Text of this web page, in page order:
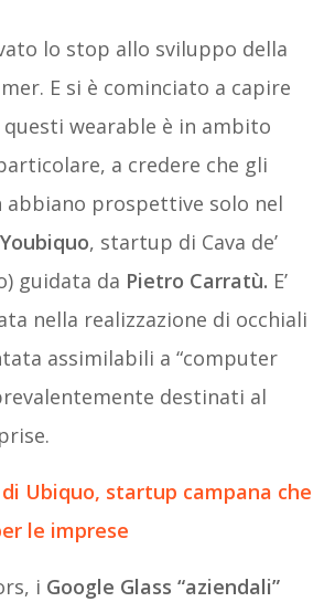
lo stop allo sviluppo della
E si è cominciato a capire
wearable è in ambito
a credere che gli
abbiano prospettive solo nel
Youbiquo, startup di Cava de’
guidata da Pietro Carratù. E’
nella realizzazione di occhiali
assimilabili a “computer
destinati al
Ubiquo, startup campana che
le imprese
i Google Glass “aziendali”